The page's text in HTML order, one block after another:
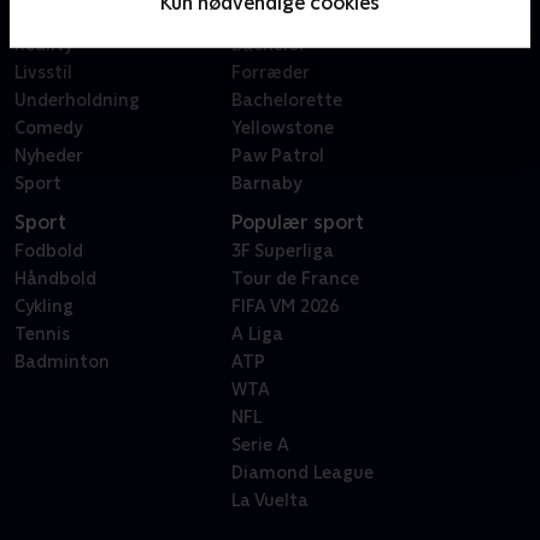
Reality
Livsstil
Underholdning
Comedy
Nyheder
Sport
X Factor
Bachelor
Forræder
Bachelorette
Yellowstone
Paw Patrol
Barnaby
Sport
Fodbold
Håndbold
Cykling
Tennis
Badminton
Populær sport
3F Superliga
Tour de France
FIFA VM 2026
A Liga
ATP
WTA
NFL
Serie A
Diamond League
La Vuelta